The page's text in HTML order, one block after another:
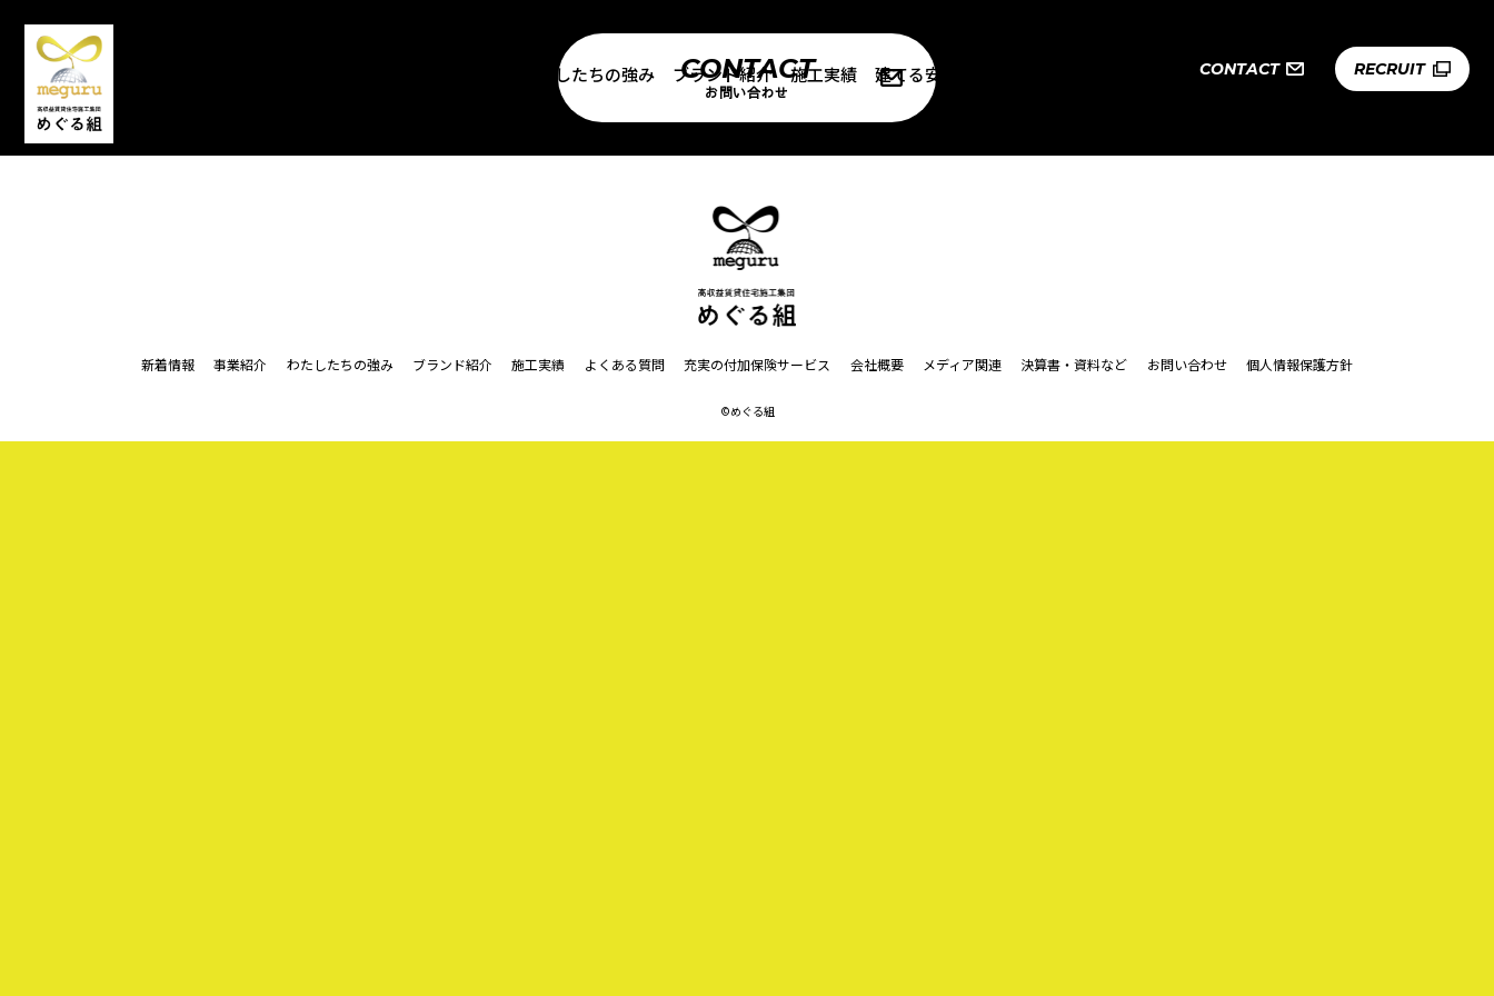
わたしたちの強み ブランド紹介 施工実績 建てる安心 CONTACT RECRUIT
CONTACT
お問い合わせ
新着情報 事業紹介 わたしたちの強み ブランド紹介 施工実績 よくある質問 充実の付加保険サービス 会社概要 メディア関連 決算書・資料など お問い合わせ 個人情報保護方針
©めぐる組